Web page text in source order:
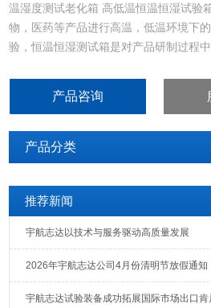
温湿度测试老化箱 高低温恒温恒湿试验
物，医药等产品进行高温，低温环境下
验，恒温恒湿测试箱是对产品研制过程
产品咨询
产品分类
推荐新闻
宇航志达以技术与服务驱动高质量发展
2026年宇航志达公司4月份清明节放假通知
宇航志达试验装备成功拓展国际市场出口肯